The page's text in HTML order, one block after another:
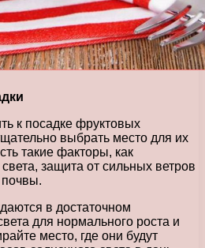
к посадке фруктовых
выбрать место для их
такие факторы, как
защита от сильных ветров
в достаточном
для нормального роста и
место, где они будут